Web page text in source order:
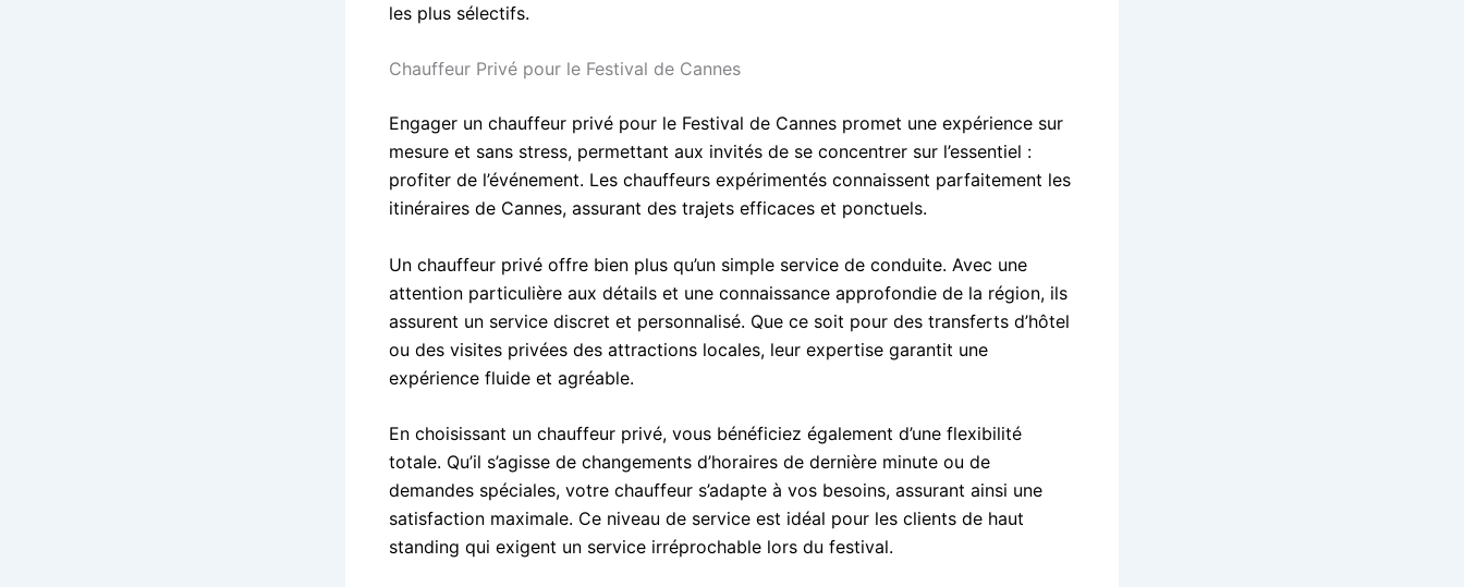
les plus sélectifs.
Chauffeur Privé pour le Festival de Cannes
Engager un chauffeur privé pour le Festival de Cannes promet une expérience sur
mesure et sans stress, permettant aux invités de se concentrer sur l’essentiel :
profiter de l’événement. Les chauffeurs expérimentés connaissent parfaitement les
itinéraires de Cannes, assurant des trajets efficaces et ponctuels.
Un chauffeur privé offre bien plus qu’un simple service de conduite. Avec une
attention particulière aux détails et une connaissance approfondie de la région, ils
assurent un service discret et personnalisé. Que ce soit pour des transferts d’hôtel
ou des visites privées des attractions locales, leur expertise garantit une
expérience fluide et agréable.
En choisissant un chauffeur privé, vous bénéficiez également d’une flexibilité
totale. Qu’il s’agisse de changements d’horaires de dernière minute ou de
demandes spéciales, votre chauffeur s’adapte à vos besoins, assurant ainsi une
satisfaction maximale. Ce niveau de service est idéal pour les clients de haut
standing qui exigent un service irréprochable lors du festival.